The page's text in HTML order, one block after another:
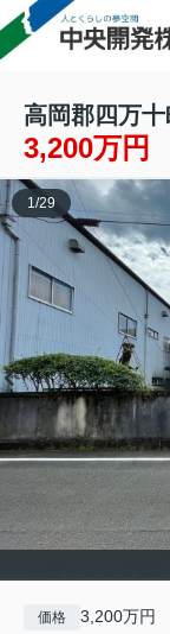
高岡郡四万
3,200万円
1 /29
価格 3,200万円